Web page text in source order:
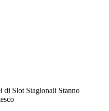
di Slot Stagionali Stanno